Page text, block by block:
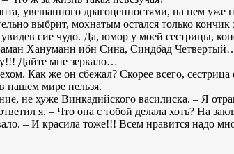
увешанного драгоценностями, на нем
выбрит, мохнатым остался только кончик
сие чудо. Да, юмор у моей сестрицы,
Хануманн ибн Сина, Синдбад
Дайте мне зеркало…
Как же он сбежал? Скорее всего, сестрица
нашем мире нельзя.
не хуже Винкадийского василиска. – Я
я. – Что она с тобой делала хоть? На
– И красила тоже!!! Всем нравится надо